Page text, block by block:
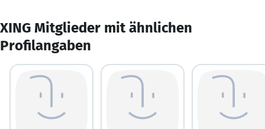
XING Mitglieder mit ähnlichen
Profilangaben